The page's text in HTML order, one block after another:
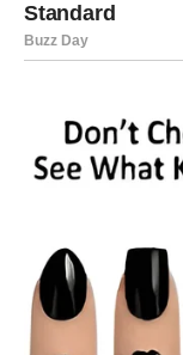
zamisliti.